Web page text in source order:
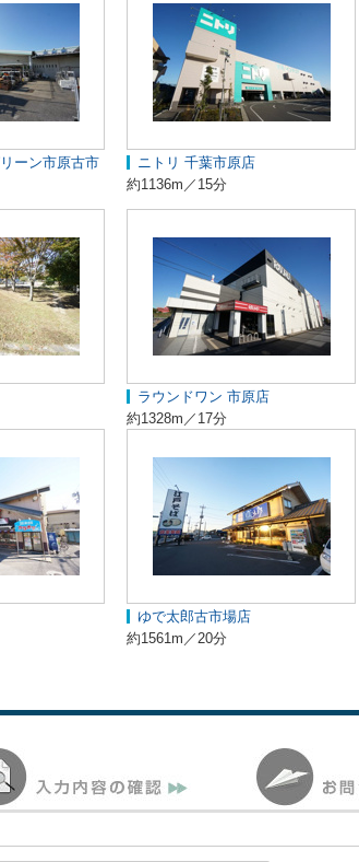
ーン市原古市
ニトリ 千葉市原店
約1136m／15分
ラウンドワン 市原店
約1328m／17分
ゆで太郎古市場店
約1561m／20分